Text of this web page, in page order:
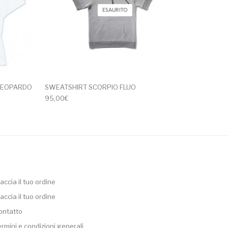
ESAURITO
SWEATSHIRT SCORPIO FLUO
95,00€
il tuo ordine
il tuo ordine
e condizioni generali